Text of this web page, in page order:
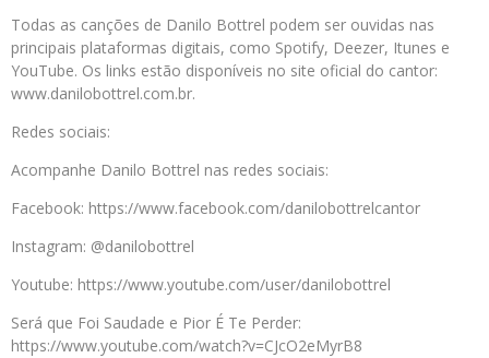
Todas as canções de Danilo Bottrel podem ser ouvidas nas
principais plataformas digitais, como Spotify, Deezer, Itunes e
YouTube. Os links estão disponíveis no site oficial do cantor:
www.danilobottrel.com.br.
Redes sociais:
Acompanhe Danilo Bottrel nas redes sociais:
Facebook: https://www.facebook.com/danilobottrelcantor
Instagram: @danilobottrel
Youtube: https://www.youtube.com/user/danilobottrel
Será que Foi Saudade e Pior É Te Perder:
https://www.youtube.com/watch?v=CJcO2eMyrB8